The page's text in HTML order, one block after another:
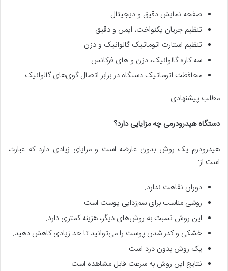
صفحه نمایش دقیق و دیجیتال
تنظیم جریان یکنواخت، ایمن و دقیق
تنظیم استارت اتوماتیک گالوانیک و دزن
سه کاره گالوانیک، دزن و های فرکانس
محافظت اتوماتیک دستگاه در برابر اتصال گوی‌های گالوانیک
مطلب پیشنهادی:
دستگاه هیدرودرمی چه مزایایی دارد؟
هیدرودرم یک روش بدون عارضه است و مزایای زیادی دارد که عبارت
است از:
دوران نقاهت ندارد.
روشی مناسب برای سم‌زدایی پوست است.
این روش نسبت به روش‌های دیگر، هزینه کمتری دارد.
خشکی و کدر شدن پوست را می‌توانید تا حد زیادی کاهش دهید.
یک روش بدون درد است.
نتایج این روش به سرعت قابل مشاهده است.